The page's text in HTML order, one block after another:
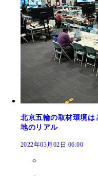
北京五輪の取材環境
地のリアル
2022年03月02日 06:00